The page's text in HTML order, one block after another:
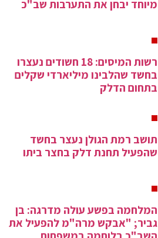
מיוחד יבחן את התערבות שב"כ
רשות המיסים: 18 חשודים נעצרו
בחשד שהלבינו מיליארדי שקלים
בתחום הדלק
תושב רמת הגולן נעצר בחשד
שהפעיל תחנת דלק בחצר ביתו
המלחמה בפשע עולה מדרגה: בן
גביר; "אבקש מרה"מ להפעיל את